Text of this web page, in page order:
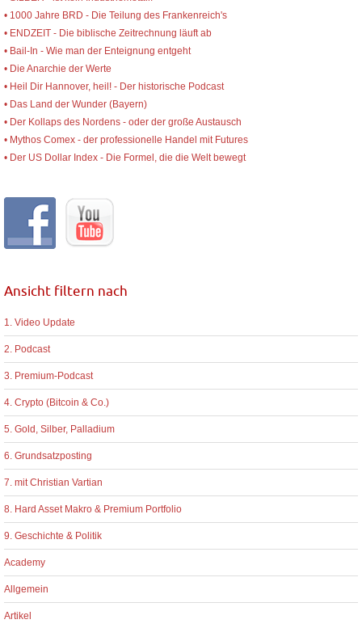
• 1000 Jahre BRD - Die Teilung des Frankenreich's
• ENDZEIT - Die biblische Zeitrechnung läuft ab
• Bail-In - Wie man der Enteignung entgeht
• Die Anarchie der Werte
• Heil Dir Hannover, heil! - Der historische Podcast
• Das Land der Wunder (Bayern)
• Der Kollaps des Nordens - oder der große Austausch
• Mythos Comex - der professionelle Handel mit Futures
• Der US Dollar Index - Die Formel, die die Welt bewegt
Ansicht filtern nach
1. Video Update
2. Podcast
3. Premium-Podcast
4. Crypto (Bitcoin & Co.)
5. Gold, Silber, Palladium
6. Grundsatzposting
7. mit Christian Vartian
8. Hard Asset Makro & Premium Portfolio
9. Geschichte & Politik
Academy
Allgemein
Artikel